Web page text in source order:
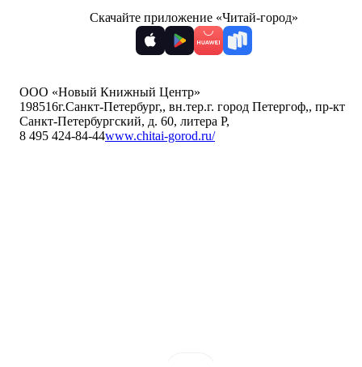
Скачайте приложение «Читай-город»
ООО «Новый Книжный Центр»
198516г.Санкт-Петербург,, вн.тер.г. город Петергоф,, пр-кт
Санкт-Петербургский, д. 60, литера Р,
8 495 424-84-44www.chitai-gorod.ru/